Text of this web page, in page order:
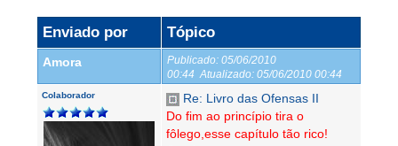
Enviado por Tópico
Amora Publicado: 05/06/2010
00:44 Atualizado: 05/06/2010 00:44
Colaborador
Re: Livro das Ofensas II
Do fim ao princípio tira o
fôlego,esse capítulo tão rico!